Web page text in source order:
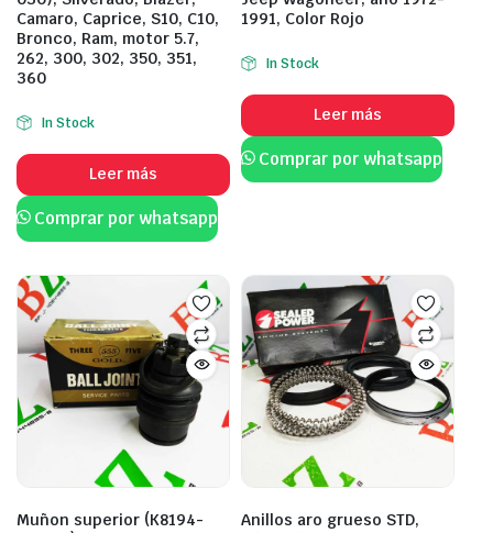
Camaro, Caprice, S10, C10,
Bronco, Ram, motor 5.7,
262, 300, 302, 350, 351,
360
In Stock
Leer más
Comprar por whatsapp
1991, Color Rojo
In Stock
Leer más
Comprar por whatsapp
Muñon superior (K8194-
Anillos aro grueso STD,